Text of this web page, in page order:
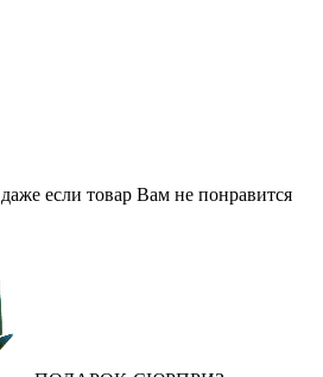
если товар Вам не понравится